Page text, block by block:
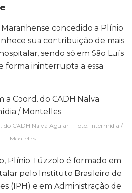
concedido a Plínio
sua contribuição de mais
sendo só em São Luís
forma ininterrupta a essa
do CADH Nalva Aguiar – Foto: Intermídia /
Montelles
Plínio Túzzolo é formado em
pelo Instituto Brasileiro de
(IPH) e em Administração de